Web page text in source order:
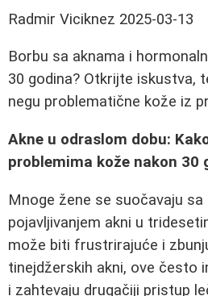
Radmir Viciknez 2025-03-13
Borbu sa aknama i
30 godina? Otkrijte iskustva,
negu problematične kože iz
Akne u odraslom dobu:
problemima kože nakon 30
Mnoge žene se suočavaju sa
pojavljivanjem akni u
može biti frustrirajuće i
tinejdžerskih akni, ove često
i zahtevaju drugačiji pristup